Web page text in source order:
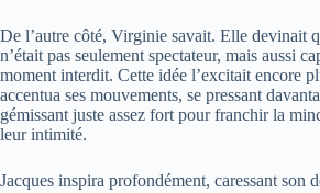
De l’autre côté, Virginie savait. Elle devinait
n’était pas seulement spectateur, mais aussi
moment interdit. Cette idée l’excitait encore
accentua ses mouvements, se pressant
gémissant juste assez fort pour franchir la
leur intimité.
Jacques inspira profondément, caressant son